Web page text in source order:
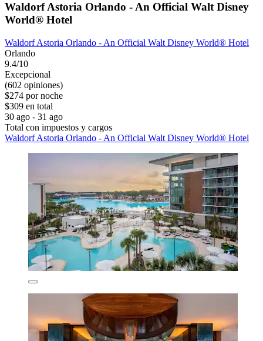
Waldorf Astoria Orlando - An Official Walt Disney
World® Hotel
Waldorf Astoria Orlando - An Official Walt Disney World® Hotel
Orlando
9.4/10
Excepcional
(602 opiniones)
$274 por noche
$309 en total
30 ago - 31 ago
Total con impuestos y cargos
Waldorf Astoria Orlando - An Official Walt Disney World® Hotel